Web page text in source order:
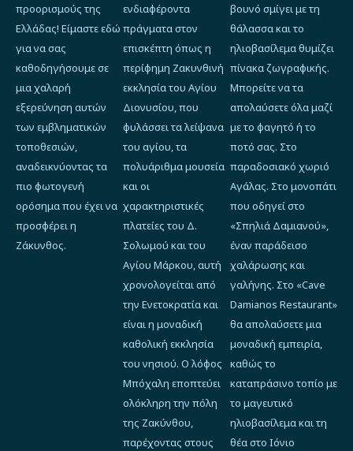
προορισμούς της
Ελλάδας! Είμαστε εδώ
για να σας
καθοδηγήσουμε σε
μια χαλαρή
εξερεύνηση αυτών
των εμβληματικών
τοποθεσιών,
αναδεικνύοντας τα
πιο φωτογενή
ορόσημα που έχει να
προσφέρει η
Ζάκυνθος.
ενδιαφέροντα
πράγματα στον
επισκέπτη όπως η
περίφημη Ζακυνθινή
εκκλησία του Αγίου
Διονυσίου, που
φυλάσσει τα λείψανα
του αγίου, τα
πολυάριθμα μουσεία
και οι
χαρακτηριστικές
πλατείες του Δ.
Σολωμού και του
Αγίου Μάρκου, αυτή
χρονολογείται από
την Ενετοκρατία και
είναι η μοναδική
καθολική εκκλησία
του νησιού. Ο λόφος
Μπόχαλη εποπτεύει
ολόκληρη την πόλη
της Ζακύνθου,
παρέχοντας στους
βουνό σμίγει με τη
θάλασσα και το
ηλιοβασίλεμα θυμίζει
πίνακα ζωγραφικής.
Μπορείτε να τα
απολαύσετε όλα μαζί
με το φαγητό ή το
ποτό σας. Στο
παραδοσιακό χωριό
Αγάλας. Στο μονοπάτι
που οδηγεί στο
«Σπηλιά Δαμιανού»,
έναν παράδεισο
χαλάρωσης και
γαλήνης. Στο «Cave
Damianos Restaurant»
θα απολαύσετε μια
μοναδική εμπειρία,
καθώς το
καταπράσινο τοπίο με
το μαγευτικό
ηλιοβασίλεμα και τη
θέα στο Ιόνιο